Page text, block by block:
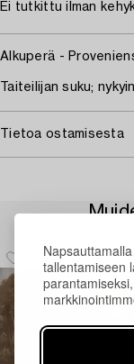
tallentamiseen
Ei tutkittu ilman
Alkuperä -
Taiteilijan suku;
Tietoa ostamisesta